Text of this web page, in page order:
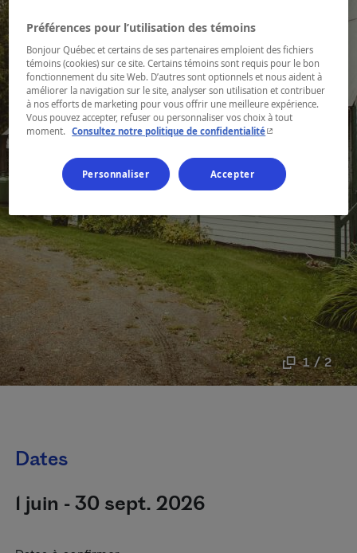
1 / 2
Dates
1 juin - 30 sept. 2026
Préférences pour l’utilisation des témoins
Bonjour Québec et certains de ses partenaires emploient des fichiers
témoins (cookies) sur ce site. Certains témoins sont requis pour le bon
fonctionnement du site Web. D’autres sont optionnels et nous aident à
améliorer la navigation sur le site, analyser son utilisation et contribuer
à nos efforts de marketing pour vous offrir une meilleure expérience.
Vous pouvez accepter, refuser ou personnaliser vos choix à tout
moment.
Consultez notre politique de confidentialité- Cet hyperlien
Personnaliser Accepter